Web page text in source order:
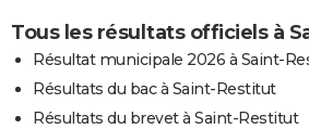
Tous les résultats officiels à
Résultat municipale 2026 à Saint-
Résultats du bac à Saint-Restitut
Résultats du brevet à Saint-Restitut